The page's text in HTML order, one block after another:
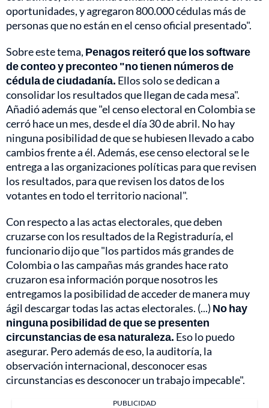
oportunidades, y agregaron 800.000 cédulas más de
personas que no están en el censo oficial presentado".
Sobre este tema, Penagos reiteró que los software
de conteo y preconteo "no tienen números de
cédula de ciudadanía. Ellos solo se dedican a
consolidar los resultados que llegan de cada mesa".
Añadió además que "el censo electoral en Colombia se
cerró hace un mes, desde el día 30 de abril. No hay
ninguna posibilidad de que se hubiesen llevado a cabo
cambios frente a él. Además, ese censo electoral se le
entrega a las organizaciones políticas para que revisen
los resultados, para que revisen los datos de los
votantes en todo el territorio nacional".
Con respecto a las actas electorales, que deben
cruzarse con los resultados de la Registraduría, el
funcionario dijo que "los partidos más grandes de
Colombia o las campañas más grandes hace rato
cruzaron esa información porque nosotros les
entregamos la posibilidad de acceder de manera muy
ágil descargar todas las actas electorales. (...) No hay
ninguna posibilidad de que se presenten
circunstancias de esa naturaleza. Eso lo puedo
asegurar. Pero además de eso, la auditoría, la
observación internacional, desconocer esas
circunstancias es desconocer un trabajo impecable".
PUBLICIDAD